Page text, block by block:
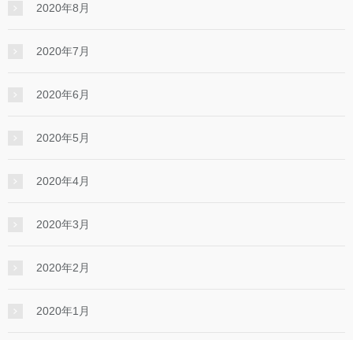
2020年8月
2020年7月
2020年6月
2020年5月
2020年4月
2020年3月
2020年2月
2020年1月